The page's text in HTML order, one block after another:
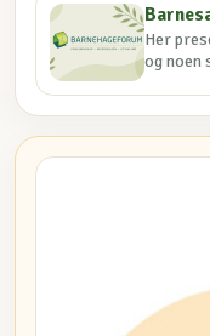
Her
og noen